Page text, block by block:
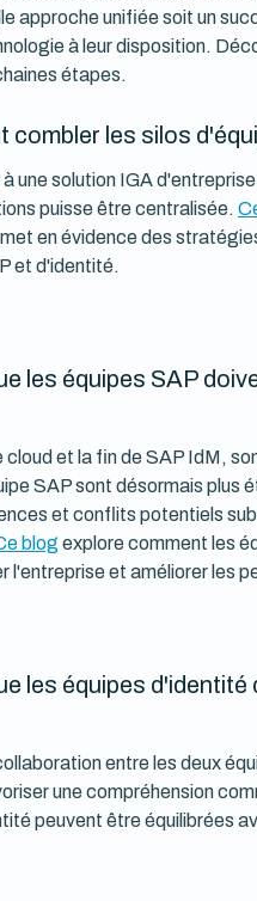
approche unifiée soit un
à leur disposition.
étapes.
combler les silos
une solution IGA
puisse être centralisée.
en évidence des
et d'identité.
les équipes SAP
et la fin de SAP IdM,
SAP sont désormais plus
et conflits potentiels
blog explore comment les
et améliorer les
les équipes
entre les deux
une compréhension
peuvent être équilibrées